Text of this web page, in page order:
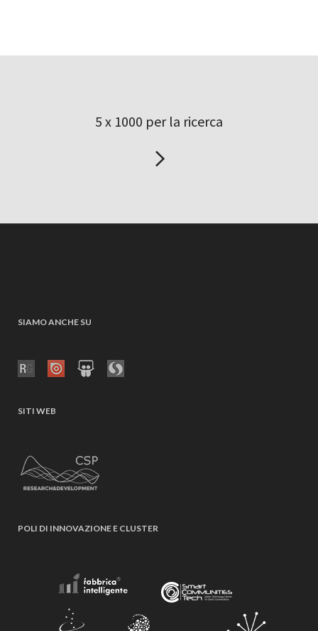
5 x 1000 per la ricerca
SIAMO ANCHE SU
SITI WEB
POLI DI INNOVAZIONE E CLUSTER